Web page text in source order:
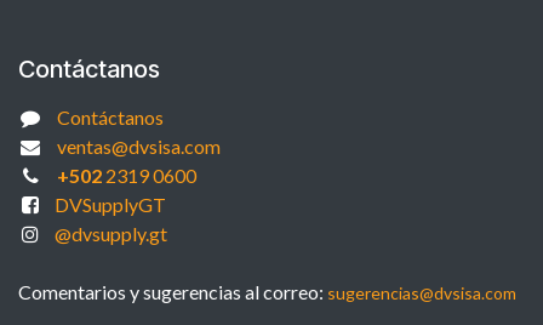
Contáctanos
Contáctanos
ventas@dvsisa.com
+5022319 0600
DVSupplyGT
@dvsupply.gt
Comentarios y sugerencias al correo: sugerencias@dvsisa.com